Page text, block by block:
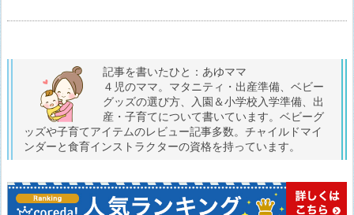
記事を書いたひと：あゆママ
４児のママ。マタニティ・出産準備、ベビー
グッズの選び方、入園＆小学校入学準備、出
産・子育てについて書いています。ベビーグ
ッズや子育てアイテムのレビュー記事多数。チャイルドマイ
ンダーと食育インストラクターの資格を持っています。